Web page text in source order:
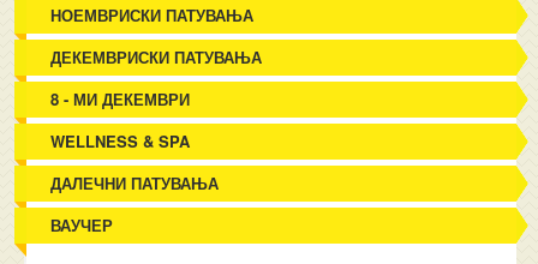
НОЕМВРИСКИ ПАТУВАЊА
ДЕКЕМВРИСКИ ПАТУВАЊА
8 - МИ ДЕКЕМВРИ
WELLNESS & SPA
ДАЛЕЧНИ ПАТУВАЊА
ВАУЧЕР